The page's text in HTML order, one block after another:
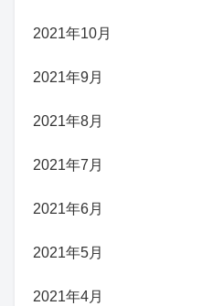
2021年10月
2021年9月
2021年8月
2021年7月
2021年6月
2021年5月
2021年4月